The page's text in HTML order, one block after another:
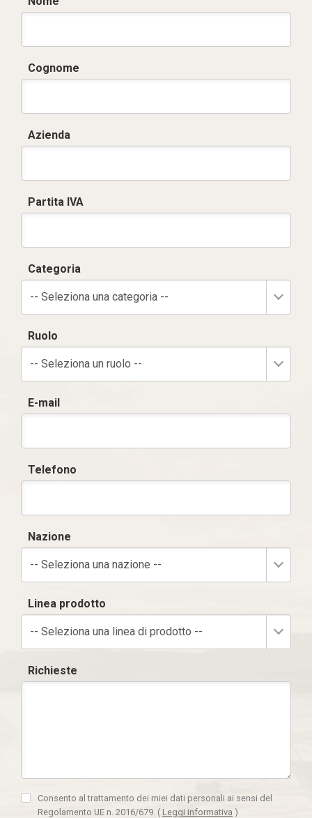
Cognome
Azienda
Partita IVA
Categoria
-- Seleziona una categoria --
Ruolo
-- Seleziona un ruolo --
E-mail
Telefono
Nazione
-- Seleziona una nazione --
Linea prodotto
-- Seleziona una linea di prodotto --
Richieste
Consento al trattamento dei miei dati personali ai sensi del
Regolamento UE n. 2016/679. ( Leggi informativa )